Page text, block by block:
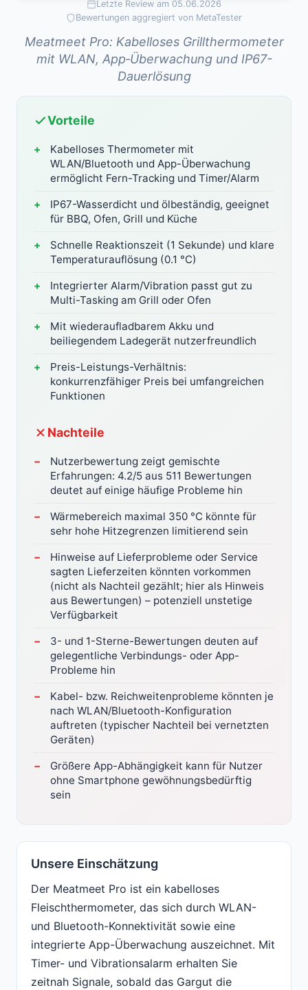
Letzte Review am 05.06.2026
Bewertungen aggregiert von MetaTester
Meatmeet Pro: Kabelloses Grillthermometer
mit WLAN, App‑Überwachung und IP67-
Dauerlösung
Vorteile
Kabelloses Thermometer mit
WLAN/Bluetooth und App-Überwachung
ermöglicht Fern-Tracking und Timer/Alarm
IP67-Wasserdicht und ölbeständig, geeignet
für BBQ, Ofen, Grill und Küche
Schnelle Reaktionszeit (1 Sekunde) und klare
Temperaturauflösung (0.1 °C)
Integrierter Alarm/Vibration passt gut zu
Multi-Tasking am Grill oder Ofen
Mit wiederaufladbarem Akku und
beiliegendem Ladegerät nutzerfreundlich
Preis-Leistungs-Verhältnis:
konkurrenzfähiger Preis bei umfangreichen
Funktionen
Nachteile
Nutzerbewertung zeigt gemischte
Erfahrungen: 4.2/5 aus 511 Bewertungen
deutet auf einige häufige Probleme hin
Wärmebereich maximal 350 °C könnte für
sehr hohe Hitzegrenzen limitierend sein
Hinweise auf Lieferprobleme oder Service
sagten Lieferzeiten könnten vorkommen
(nicht als Nachteil gezählt; hier als Hinweis
aus Bewertungen) – potenziell unstetige
Verfügbarkeit
3- und 1-Sterne-Bewertungen deuten auf
gelegentliche Verbindungs- oder App-
Probleme hin
Kabel- bzw. Reichweitenprobleme könnten je
nach WLAN/Bluetooth-Konfiguration
auftreten (typischer Nachteil bei vernetzten
Geräten)
Größere App-Abhängigkeit kann für Nutzer
ohne Smartphone gewöhnungsbedürftig
sein
Unsere Einschätzung
Der Meatmeet Pro ist ein kabelloses
Fleischthermometer, das sich durch WLAN-
und Bluetooth-Konnektivität sowie eine
integrierte App-Überwachung auszeichnet. Mit
Timer- und Vibrationsalarm erhalten Sie
zeitnah Signale, sobald das Gargut die